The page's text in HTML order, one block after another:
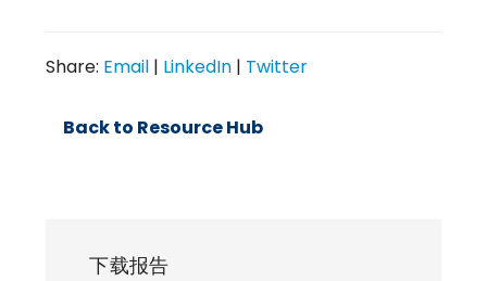
Share: Email | LinkedIn | Twitter
Back to Resource Hub
下载报告